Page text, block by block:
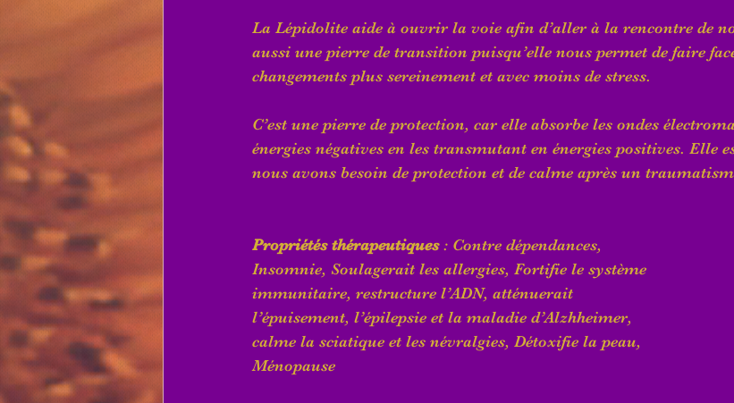
La Lépidolite aide à ouvrir la voie afin d’aller à la rencontre de
aussi une pierre de transition puisqu’elle nous permet de faire
changements plus sereinement et avec moins de stress.
C’est une pierre de protection, car elle absorbe les ondes
énergies négatives en les transmutant en énergies positives. Elle
nous avons besoin de protection et de calme après un
Propriétés thérapeutiques : Contre dépendances,
Insomnie, Soulagerait les allergies, Fortifie le système
immunitaire, restructure l’ADN, atténuerait
l’épuisement, l’épilepsie et la maladie d’Alzhheimer,
calme la sciatique et les névralgies, Détoxifie la peau,
Ménopause